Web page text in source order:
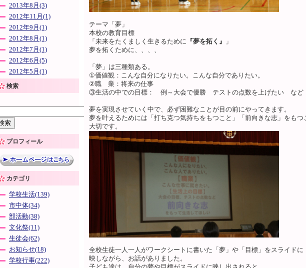
2013年8月(3)
2012年11月(1)
2012年9月(1)
2012年8月(1)
2012年7月(1)
2012年6月(5)
2012年5月(1)
検索
プロフィール
カテゴリ
学校生活(139)
市中体(34)
部活動(38)
文化祭(11)
生徒会(62)
お知らせ(18)
学校行事(222)
テーマ「夢」
本校の教育目標
「未来をたくましく生きるために 『夢を拓く』
」
夢を拓くために、、、、
「夢」は三種類ある。
①価値観：こんな自分になりたい。こんな自分でありたい。
②職 業：将来の仕事
③生活の中での目標： 例～大会で優勝 テストの点数を上げたい など
夢を実現させていく中で、必ず困難なことが目の前にやってきます。
夢を叶えるためには「打ち克つ気持ちをもつこと」「前向きな志」をもつ
大切です。
全校生徒一人一人がワークシートに書いた「夢」や「目標」をスライドに
映しながら、お話がありました。